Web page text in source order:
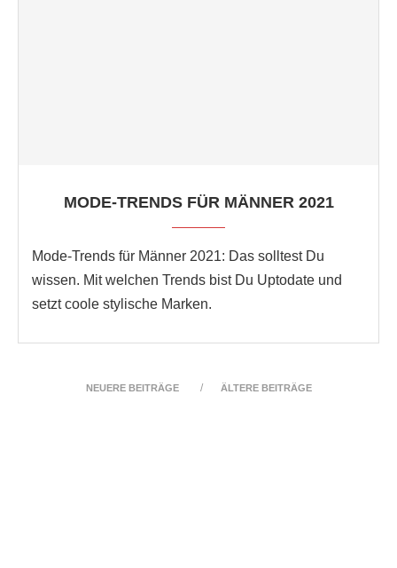
MODE-TRENDS FÜR MÄNNER 2021
Mode-Trends für Männer 2021: Das solltest Du
wissen. Mit welchen Trends bist Du Uptodate und
setzt coole stylische Marken.
NEUERE BEITRÄGE ÄLTERE BEITRÄGE